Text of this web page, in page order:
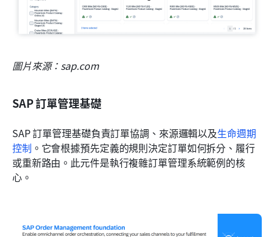
圖片來源：sap.com
SAP 訂單管理基礎
SAP 訂單管理基礎負責訂單協調、來源邏輯以及生命週期
控制 。它會根據預先定義的規則決定訂單如何拆分、履行
或重新路由。此元件是執行複雜訂單管理系統範例的核
心。